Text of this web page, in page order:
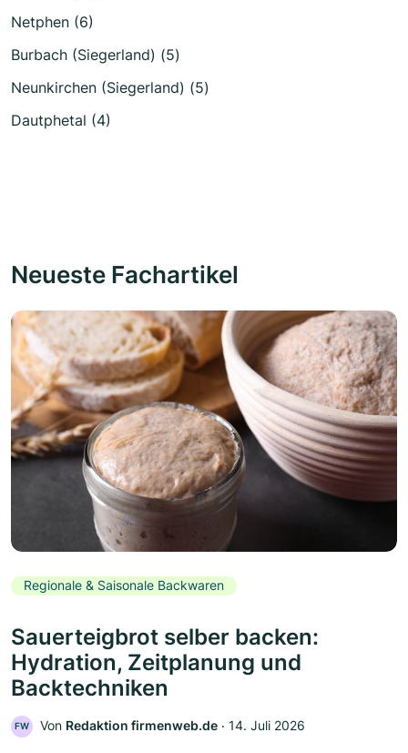
Netphen (6)
Burbach (Siegerland) (5)
Neunkirchen (Siegerland) (5)
Dautphetal (4)
Neueste Fachartikel
Regionale & Saisonale Backwaren
Sauerteigbrot selber backen:
Hydration, Zeitplanung und
Backtechniken
FW Von Redaktion firmenweb.de ‧ 14. Juli 2026